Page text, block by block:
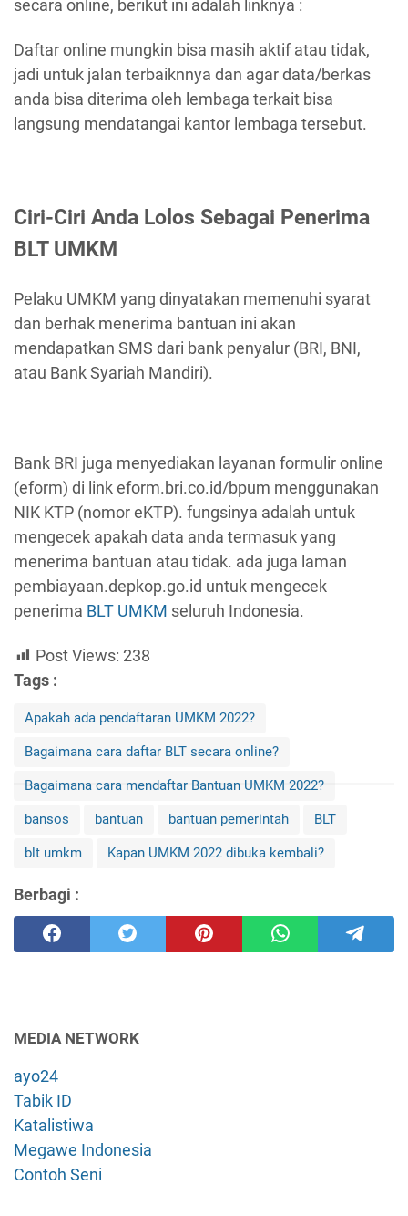
secara online, berikut ini adalah linknya :
Daftar online mungkin bisa masih aktif atau tidak,
jadi untuk jalan terbaiknnya dan agar data/berkas
anda bisa diterima oleh lembaga terkait bisa
langsung mendatangai kantor lembaga tersebut.
Ciri-Ciri Anda Lolos Sebagai Penerima
BLT UMKM
Pelaku UMKM yang dinyatakan memenuhi syarat
dan berhak menerima bantuan ini akan
mendapatkan SMS dari bank penyalur (BRI, BNI,
atau Bank Syariah Mandiri).
Bank BRI juga menyediakan layanan formulir online
(eform) di link eform.bri.co.id/bpum menggunakan
NIK KTP (nomor eKTP). fungsinya adalah untuk
mengecek apakah data anda termasuk yang
menerima bantuan atau tidak. ada juga laman
pembiayaan.depkop.go.id untuk mengecek
penerima BLT UMKM seluruh Indonesia.
Post Views: 238
Tags :
Apakah ada pendaftaran UMKM 2022?
Bagaimana cara daftar BLT secara online?
Bagaimana cara mendaftar Bantuan UMKM 2022?
bansos bantuan bantuan pemerintah BLT
blt umkm Kapan UMKM 2022 dibuka kembali?
Berbagi :
MEDIA NETWORK
ayo24
Tabik ID
Katalistiwa
Megawe Indonesia
Contoh Seni